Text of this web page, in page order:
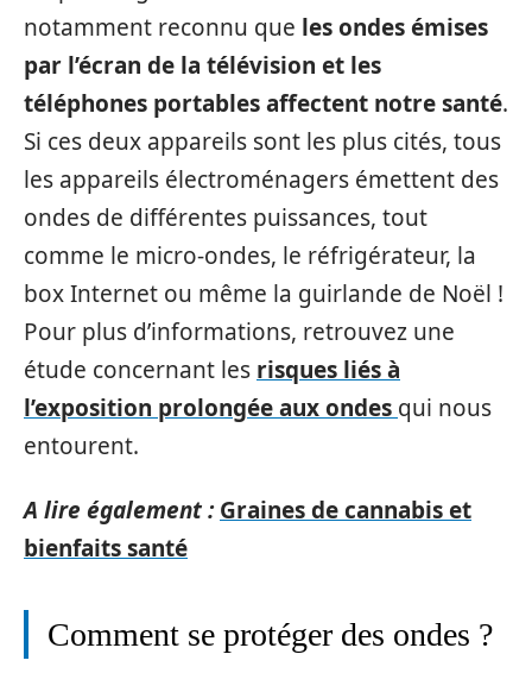
notamment reconnu que les ondes émises
par l’écran de la télévision et les
téléphones portables affectent notre santé.
Si ces deux appareils sont les plus cités, tous
les appareils électroménagers émettent des
ondes de différentes puissances, tout
comme le micro-ondes, le réfrigérateur, la
box Internet ou même la guirlande de Noël !
Pour plus d’informations, retrouvez une
étude concernant les risques liés à
l’exposition prolongée aux ondes qui nous
entourent.
A lire également : Graines de cannabis et
bienfaits santé
Comment se protéger des ondes ?